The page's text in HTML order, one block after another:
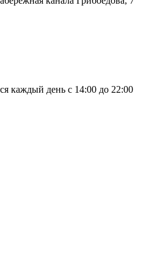
каждый день с 14:00 до 22:00